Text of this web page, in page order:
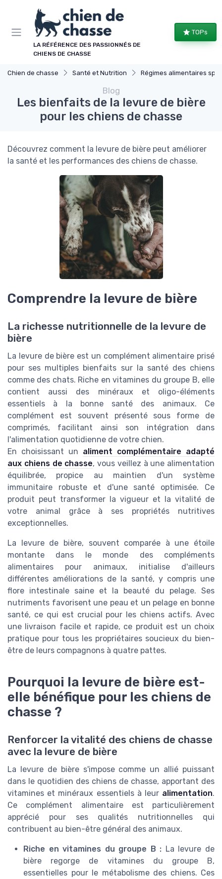
LA RÉFÉRENCE DES PASSIONNÉS DE
CHIENS DE CHASSE
TOPs
Chien de chasse Santé et Nutrition Régimes alimentaires spécifiques
Blog
Les bienfaits de la levure de bière
pour les chiens de chasse
Découvrez comment la levure de bière peut améliorer
la santé et les performances des chiens de chasse.
Comprendre la levure de bière
La richesse nutritionnelle de la levure de
bière
La levure de bière est un complément alimentaire prisé
pour ses multiples bienfaits sur la santé des chiens
comme des chats. Riche en vitamines du groupe B, elle
contient aussi des minéraux et oligo-éléments
essentiels à la bonne santé des animaux. Ce
complément est souvent présenté sous forme de
comprimés, facilitant ainsi son intégration dans
l'alimentation quotidienne de votre chien.
En choisissant un aliment complémentaire adapté
aux chiens de chasse, vous veillez à une alimentation
équilibrée, propice au maintien d'un système
immunitaire robuste et d'une santé optimisée. Ce
produit peut transformer la vigueur et la vitalité de
votre animal grâce à ses propriétés nutritives
exceptionnelles.
La levure de bière, souvent comparée à une étoile
montante dans le monde des compléments
alimentaires pour animaux, initialise d'ailleurs
différentes améliorations de la santé, y compris une
flore intestinale saine et la beauté du pelage. Ses
nutriments favorisent une peau et un pelage en bonne
santé, ce qui est crucial pour les chiens actifs. Avec
une livraison facile et rapide, ce produit est un choix
pratique pour tous les propriétaires soucieux du bien-
être de leurs compagnons à quatre pattes.
Pourquoi la levure de bière est-
elle bénéfique pour les chiens de
chasse ?
Renforcer la vitalité des chiens de chasse
avec la levure de bière
La levure de bière s'impose comme un allié puissant
dans le quotidien des chiens de chasse, apportant des
vitamines et minéraux essentiels à leur alimentation.
Ce complément alimentaire est particulièrement
apprécié pour ses qualités nutritionnelles qui
contribuent au bien-être général des animaux.
Riche en vitamines du groupe B : La levure de
bière regorge de vitamines du groupe B,
essentielles pour le métabolisme des chiens. Ces
Panneau de gestion des cookies